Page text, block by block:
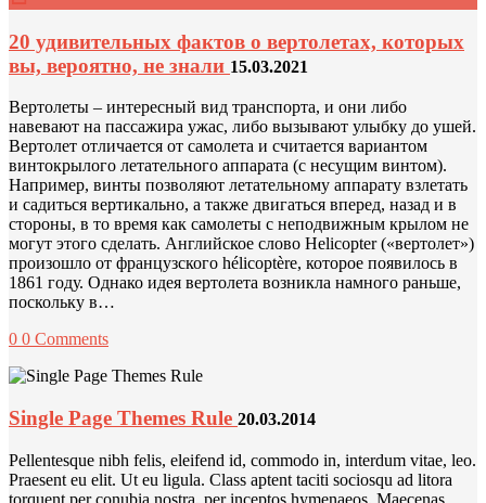
20 удивительных фактов о вертолетах, которых
вы, вероятно, не знали 15.03.2021
Вертолеты – интересный вид транспорта, и они либо
навевают на пассажира ужас, либо вызывают улыбку до ушей.
Вертолет отличается от самолета и считается вариантом
винтокрылого летательного аппарата (с несущим винтом).
Например, винты позволяют летательному аппарату взлетать
и садиться вертикально, а также двигаться вперед, назад и в
стороны, в то время как самолеты с неподвижным крылом не
могут этого сделать. Английское слово Helicopter («вертолет»)
произошло от французского hélicoptère, которое появилось в
1861 году. Однако идея вертолета возникла намного раньше,
поскольку в…
0 0 Comments
Single Page Themes Rule 20.03.2014
Pellentesque nibh felis, eleifend id, commodo in, interdum vitae, leo.
Praesent eu elit. Ut eu ligula. Class aptent taciti sociosqu ad litora
torquent per conubia nostra, per inceptos hymenaeos. Maecenas